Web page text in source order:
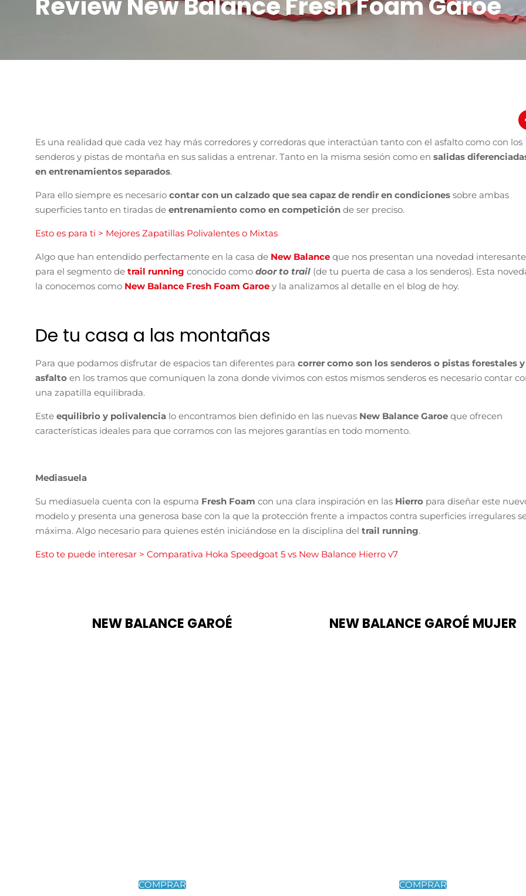
Es una realidad que cada vez hay más corredores y corredoras que interactúan tanto con el asfalto como con los
senderos y pistas de montaña en sus salidas a entrenar. Tanto en la misma sesión como en salidas
en entrenamientos separados.
Para ello siempre es necesario contar con un calzado que sea capaz de rendir en condiciones sobre ambas
superficies tanto en tiradas de entrenamiento como en competición de ser preciso.
Esto es para ti > Mejores Zapatillas Polivalentes o Mixtas
Algo que han entendido perfectamente en la casa de New Balance que nos presentan una novedad interesante
para el segmento de trail running conocido como door to trail (de tu puerta de casa a los senderos). Esta
la conocemos como New Balance Fresh Foam Garoe y la analizamos al detalle en el blog de hoy.
De tu casa a las montañas
Para que podamos disfrutar de espacios tan diferentes para correr como son los senderos o pistas forestales
asfalto en los tramos que comuniquen la zona donde vivimos con estos mismos senderos es necesario contar
una zapatilla equilibrada.
Este equilibrio y polivalencia lo encontramos bien definido en las nuevas New Balance Garoe que ofrecen
características ideales para que corramos con las mejores garantías en todo momento.
Mediasuela
Su mediasuela cuenta con la espuma Fresh Foam con una clara inspiración en las Hierro para diseñar este
modelo y presenta una generosa base con la que la protección frente a impactos contra superficies irregulares
máxima. Algo necesario para quienes estén iniciándose en la disciplina del trail running.
Esto te puede interesar > Comparativa Hoka Speedgoat 5 vs New Balance Hierro v7
NEW BALANCE GAROÉ NEW BALANCE GAROÉ MUJER